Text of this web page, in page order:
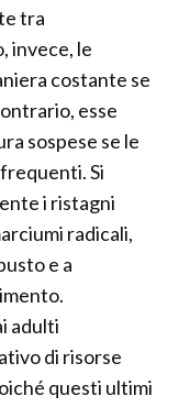
tra
invece, le
costante se
esse
sospese se le
Si
i ristagni
radicali,
e a
adulti
di risorse
questi ultimi